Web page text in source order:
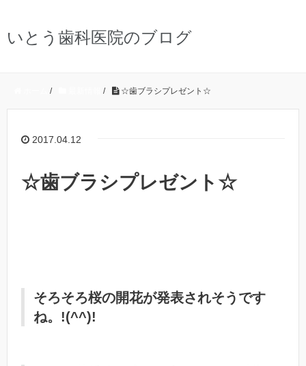
いとう歯科医院のブログ
/ / ☆歯ブラシプレゼント☆
2017.04.12
☆歯ブラシプレゼント☆
そろそろ桜の開花が発表されそうです
ね。!(^^)!